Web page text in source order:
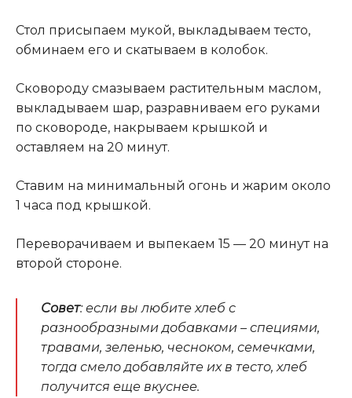
Стол присыпаем мукой, выкладываем тесто,
обминаем его и скатываем в колобок.
Сковороду смазываем растительным маслом,
выкладываем шар, разравниваем его руками
по сковороде, накрываем крышкой и
оставляем на 20 минут.
Ставим на минимальный огонь и жарим около
1 часа под крышкой.
Переворачиваем и выпекаем 15 — 20 минут на
второй стороне.
Совет: если вы любите хлеб с
разнообразными добавками – специями,
травами, зеленью, чесноком, семечками,
тогда смело добавляйте их в тесто, хлеб
получится еще вкуснее.